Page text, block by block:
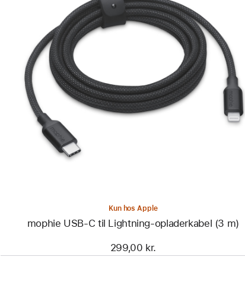
-
mophie
USB-
C
Kun hos Apple
mophie USB-C til Lightning-opladerkabel (3 m)
299,00 kr.